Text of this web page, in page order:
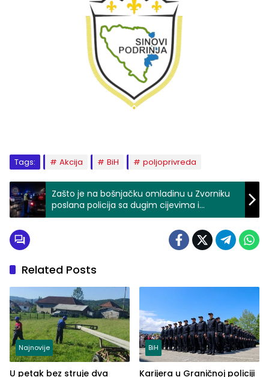
Tags: Akcija BiH poljoprivreda
Zašto je na bošnjačku omladinu u Zvorniku
poslana policija sa dugim cijevima i
zabranjena proslava pobjede fudbalske
Related Posts
Najnovije
U petak bez struje dva
BiH
Karijera u Graničnoj policiji